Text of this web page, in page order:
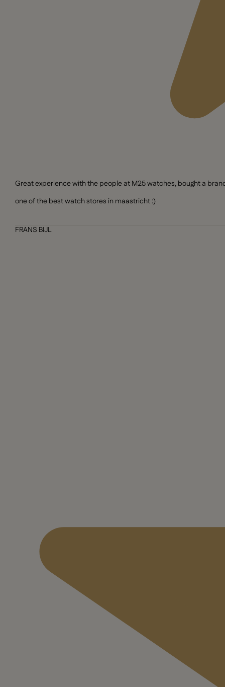
Great experience with the people at M25 watches, bought a
one of the best watch stores in maastricht :)
FRANS BIJL